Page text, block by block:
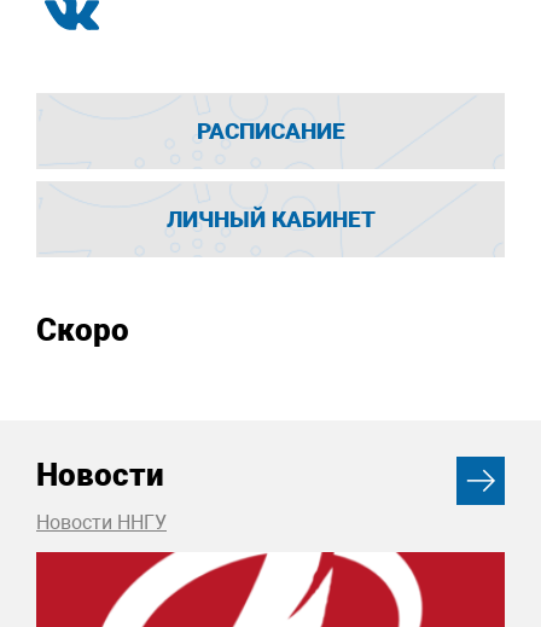
РАСПИСАНИЕ
ЛИЧНЫЙ КАБИНЕТ
Скоро
Новости
Новости ННГУ